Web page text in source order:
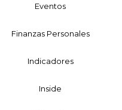
Eventos
Finanzas Personales
Indicadores
Inside